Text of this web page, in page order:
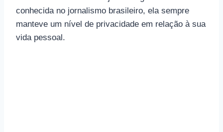
conhecida no jornalismo brasileiro, ela sempre
manteve um nível de privacidade em relação à sua
vida pessoal.